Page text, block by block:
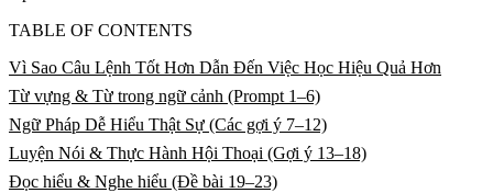
TABLE OF CONTENTS
Vì Sao Câu Lệnh Tốt Hơn Dẫn Đến Việc Học Hiệu Quả Hơn
Từ vựng & Từ trong ngữ cảnh (Prompt 1–6)
Ngữ Pháp Dễ Hiểu Thật Sự (Các gợi ý 7–12)
Luyện Nói & Thực Hành Hội Thoại (Gợi ý 13–18)
Đọc hiểu & Nghe hiểu (Đề bài 19–23)